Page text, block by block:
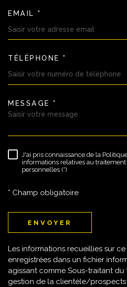
EMAIL *
TÉLÉPHONE *
MESSAGE *
J'ai pris connaissance de la
informations relatives au
personnelles (*)
* Champ obligatoire
ENVOYER
Les informations recueillies sur
enregistrées dans un fichier
agissant comme Sous-traitant
gestion de la clientèle/